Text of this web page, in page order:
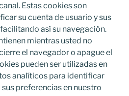
Estas cookies son
su cuenta de usuario y sus
así su navegación.
mientras usted no
el navegador o apague el
pueden ser utilizadas en
analíticos para identificar
preferencias en nuestro